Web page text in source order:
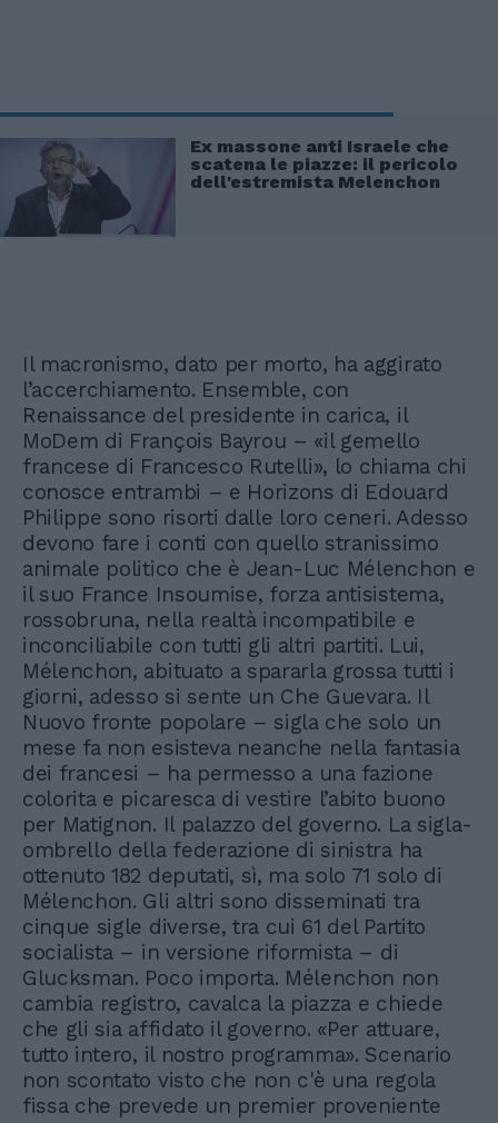
Ex massone anti Israele che
scatena le piazze: il pericolo
dell'estremista Melenchon
Il macronismo, dato per morto, ha aggirato
l’accerchiamento. Ensemble, con
Renaissance del presidente in carica, il
MoDem di François Bayrou – «il gemello
francese di Francesco Rutelli», lo chiama chi
conosce entrambi – e Horizons di Edouard
Philippe sono risorti dalle loro ceneri. Adesso
devono fare i conti con quello stranissimo
animale politico che è Jean-Luc Mélenchon e
il suo France Insoumise, forza antisistema,
rossobruna, nella realtà incompatibile e
inconciliabile con tutti gli altri partiti. Lui,
Mélenchon, abituato a spararla grossa tutti i
giorni, adesso si sente un Che Guevara. Il
Nuovo fronte popolare – sigla che solo un
mese fa non esisteva neanche nella fantasia
dei francesi – ha permesso a una fazione
colorita e picaresca di vestire l’abito buono
per Matignon. Il palazzo del governo. La sigla-
ombrello della federazione di sinistra ha
ottenuto 182 deputati, sì, ma solo 71 solo di
Mélenchon. Gli altri sono disseminati tra
cinque sigle diverse, tra cui 61 del Partito
socialista – in versione riformista – di
Glucksman. Poco importa. Mélenchon non
cambia registro, cavalca la piazza e chiede
che gli sia affidato il governo. «Per attuare,
tutto intero, il nostro programma». Scenario
non scontato visto che non c'è una regola
fissa che prevede un premier proveniente